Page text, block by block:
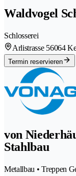
Waldvogel
Schlosserei
Arlistrasse 56064
Termin reservieren
von
Stahlbau
Metallbau • Treppen